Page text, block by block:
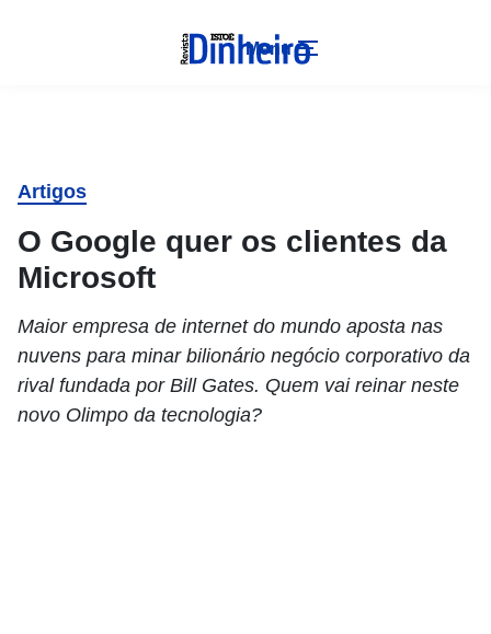
Menu
Artigos
O Google quer os clientes da
Microsoft
Maior empresa de internet do mundo aposta nas
nuvens para minar bilionário negócio corporativo da
rival fundada por Bill Gates. Quem vai reinar neste
novo Olimpo da tecnologia?